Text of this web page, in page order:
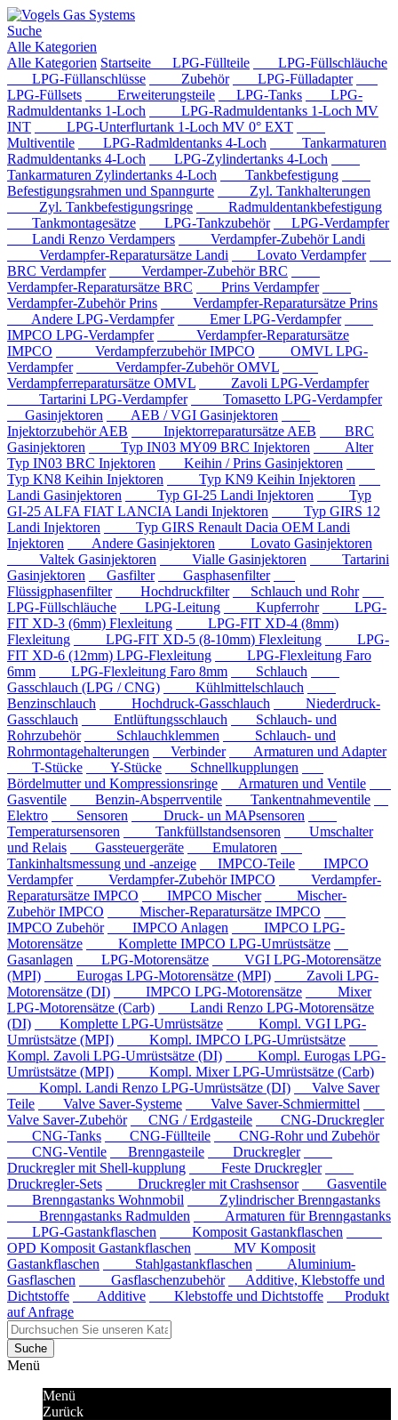
Suche
Alle Kategorien
Alle Kategorien Startseite LPG-Füllteile
LPG-Füllschläuche
LPG-Füllanschlüsse
Zubehör
LPG-Fülladapter
LPG-Füllsets
Erweiterungsteile LPG-Tanks
LPG-
Radmuldentanks 1-Loch
LPG-Radmuldentanks 1-Loch MV
INT
LPG-Unterflurtank 1-Loch MV 0° EXT
Multiventile
LPG-Radmldentanks 4-Loch
Tankarmaturen
Radmuldentanks 4-Loch
LPG-Zylindertanks 4-Loch
Tankarmaturen Zylindertanks 4-Loch
Tankbefestigung
Befestigungsrahmen und Spanngurte
Zyl. Tankhalterungen
Zyl. Tankbefestigungsringe
Radmuldentankbefestigung
Tankmontagesätze
LPG-Tankzubehör
LPG-Verdampfer
Landi Renzo Verdampers
Verdampfer-Zubehör Landi
Verdampfer-Reparatursätze Landi
Lovato Verdampfer
BRC Verdampfer
Verdamper-Zubehör BRC
Verdampfer-Reparatursätze BRC
Prins Verdampfer
Verdampfer-Zubehör Prins
Verdampfer-Reparatursätze Prins
Andere LPG-Verdampfer
Emer LPG-Verdampfer
IMPCO LPG-Verdampfer
Verdampfer-Reparatursätze
IMPCO
Verdampferzubehör IMPCO
OMVL LPG-
Verdampfer
Verdampfer-Zubehör OMVL
Verdampferreparatursätze OMVL
Zavoli LPG-Verdampfer
Tartarini LPG-Verdampfer
Tomasetto LPG-Verdampfer
Gasinjektoren
AEB / VGI Gasinjektoren
Injektorzubehör AEB
Injektorreparatursätze AEB
BRC
Gasinjektoren
Typ IN03 MY09 BRC Injektoren
Alter
Typ IN03 BRC Injektoren
Keihin / Prins Gasinjektoren
Typ KN8 Keihin Injektoren
Typ KN9 Keihin Injektoren
Landi Gasinjektoren
Typ GI-25 Landi Injektoren
Typ
GI-25 ALFA FIAT LANCIA Landi Injektoren
Typ GIRS 12
Landi Injektoren
Typ GIRS Renault Dacia OEM Landi
Injektoren
Andere Gasinjektoren
Lovato Gasinjektoren
Valtek Gasinjektoren
Vialle Gasinjektoren
Tartarini
Gasinjektoren
Gasfilter
Gasphasenfilter
Flüssigphasenfilter
Hochdruckfilter
Schlauch und Rohr
LPG-Füllschläuche
LPG-Leitung Kupferrohr
LPG-
FIT XD-3 (6mm) Flexleitung
LPG-FIT XD-4 (8mm)
Flexleitung
LPG-FIT XD-5 (8-10mm) Flexleitung
LPG-
FIT XD-6 (12mm) LPG-Flexleitung
LPG-Flexleitung Faro
6mm
LPG-Flexleitung Faro 8mm
Schlauch
Gasschlauch (LPG / CNG)
Kühlmittelschlauch
Benzinschlauch
Hochdruck-Gasschlauch
Niederdruck-
Gasschlauch
Entlüftungsschlauch
Schlauch- und
Rohrzubehör
Schlauchklemmen
Schlauch- und
Rohrmontagehalterungen
Verbinder
Armaturen und Adapter
T-Stücke
Y-Stücke
Schnellkupplungen
Bördelmutter und Kompressionsringe
Armaturen und Ventile
Gasventile
Benzin-Absperrventile
Tankentnahmeventile
Elektro
Sensoren
Druck- un MAPsensoren
Temperatursensoren
Tankfüllstandsensoren
Umschalter
und Relais
Gassteuergeräte
Emulatoren
Tankinhaltsmessung und -anzeige
IMPCO-Teile
IMPCO
Verdampfer
Verdampfer-Zubehör IMPCO
Verdampfer-
Reparatursätze IMPCO
IMPCO Mischer
Mischer-
Zubehör IMPCO
Mischer-Reparatursätze IMPCO
IMPCO Zubehör
IMPCO Anlagen
IMPCO LPG-
Motorensätze
Komplette IMPCO LPG-Umrüstsätze
Gasanlagen
LPG-Motorensätze
VGI LPG-Motorensätze
(MPI)
Eurogas LPG-Motorensätze (MPI)
Zavoli LPG-
Motorensätze (DI)
IMPCO LPG-Motorensätze
Mixer
LPG-Motorensätze (Carb)
Landi Renzo LPG-Motorensätze
(DI)
Komplette LPG-Umrüstsätze
Kompl. VGI LPG-
Umrüstsätze (MPI)
Kompl. IMPCO LPG-Umrüstsätze
Kompl. Zavoli LPG-Umrüstsätze (DI)
Kompl. Eurogas LPG-
Umrüstsätze (MPI)
Kompl. Mixer LPG-Umrüstsätze (Carb)
Kompl. Landi Renzo LPG-Umrüstsätze (DI)
Valve Saver
Teile
Valve Saver-Systeme
Valve Saver-Schmiermittel
Valve Saver-Zubehör
CNG / Erdgasteile
CNG-Druckregler
CNG-Tanks
CNG-Füllteile
CNG-Rohr und Zubehör
CNG-Ventile
Brenngasteile
Druckregler
Druckregler mit Shell-kupplung
Feste Druckregler
Druckregler-Sets
Druckregler mit Crashsensor
Gasventile
Brenngastanks Wohnmobil
Zylindrischer Brenngastanks
Brenngastanks Radmulden
Armaturen für Brenngastanks
LPG-Gastankflaschen
Komposit Gastankflaschen
OPD Komposit Gastankflaschen
MV Komposit
Gastankflaschen
Stahlgastankflaschen
Aluminium-
Gasflaschen
Gasflaschenzubehör
Additive, Klebstoffe und
Dichtstoffe
Additive Klebstoffe und Dichtstoffe
Produkt
auf Anfrage
Suche
Menü
Menü
Zurück